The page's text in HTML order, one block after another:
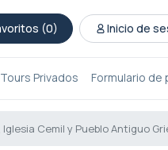
(0) Inicio de
Privados Formulario de
Cemil y Pueblo Antiguo